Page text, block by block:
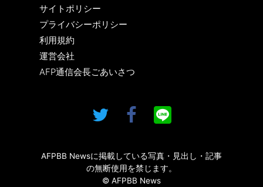
サイトポリシー
プライバシーポリシー
利用規約
運営会社
AFP通信会長ごあいさつ
AFPBB Newsに掲載している写真・見出し・記事
の無断使用を禁じます。
© AFPBB News